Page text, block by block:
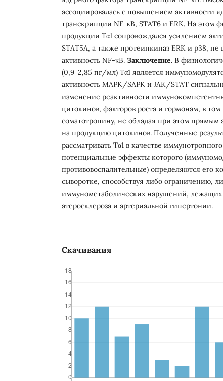
ассоциировалась с повышением активности
транскрипции NF-κB, STAT6 и ERK. На этом
продукции Тα1 сопровождался усилением
STAT5A, а также протеинкиназ ERK и р38, не
активность NF-κB. Заключение. В
(0,9‒2,85 пг/мл) Тα1 является
активность MAPK/SAPK и JAK/STAT
изменение реактивности
цитокинов, факторов роста и гормонам, в
соматотропину, не обладая при этом
на продукцию цитокинов. Полученные
рассматривать Тα1 в качестве
потенциальные эффекты которого
противовоспалительные) определяются его
сыворотке, способствуя либо ограничению,
иммунометаболических нарушений, лежащих
атеросклероза и артериальной гипертонии.
Скачивания